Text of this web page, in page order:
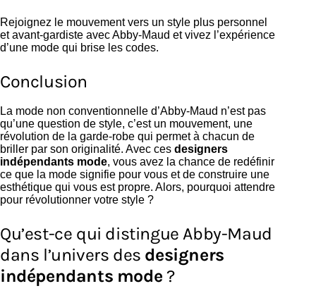
Rejoignez le mouvement vers un style plus personnel
et avant-gardiste avec Abby-Maud et vivez l’expérience
d’une mode qui brise les codes.
Conclusion
La mode non conventionnelle d’Abby-Maud n’est pas
qu’une question de style, c’est un mouvement, une
révolution de la garde-robe qui permet à chacun de
briller par son originalité. Avec ces designers
indépendants mode, vous avez la chance de redéfinir
ce que la mode signifie pour vous et de construire une
esthétique qui vous est propre. Alors, pourquoi attendre
pour révolutionner votre style ?
Qu’est-ce qui distingue Abby-Maud
dans l’univers des designers
indépendants mode ?